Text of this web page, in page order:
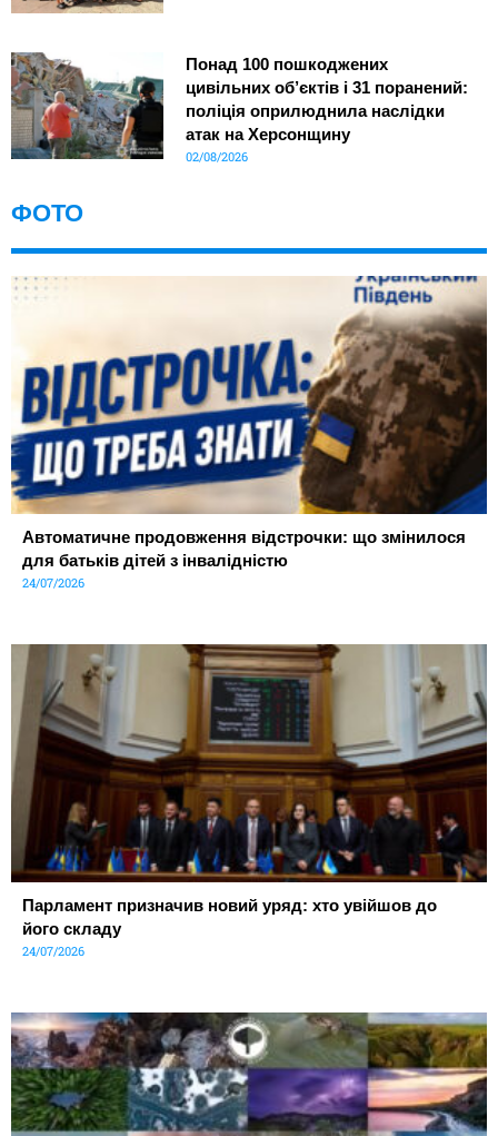
Понад 100 пошкоджених
цивільних об’єктів і 31 поранений:
поліція оприлюднила наслідки
атак на Херсонщину
02/08/2026
ФОТО
Автоматичне продовження відстрочки: що змінилося
для батьків дітей з інвалідністю
24/07/2026
Парламент призначив новий уряд: хто увійшов до
його складу
24/07/2026